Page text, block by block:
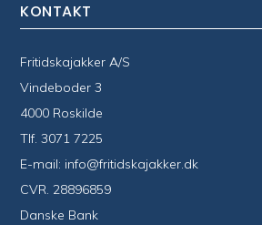
KONTAKT
Fritidskajakker A/S
Vindeboder 3
4000 Roskilde
Tlf.3071 7225
E-mail: info@fritidskajakker.dk
CVR. 28896859
Danske Bank